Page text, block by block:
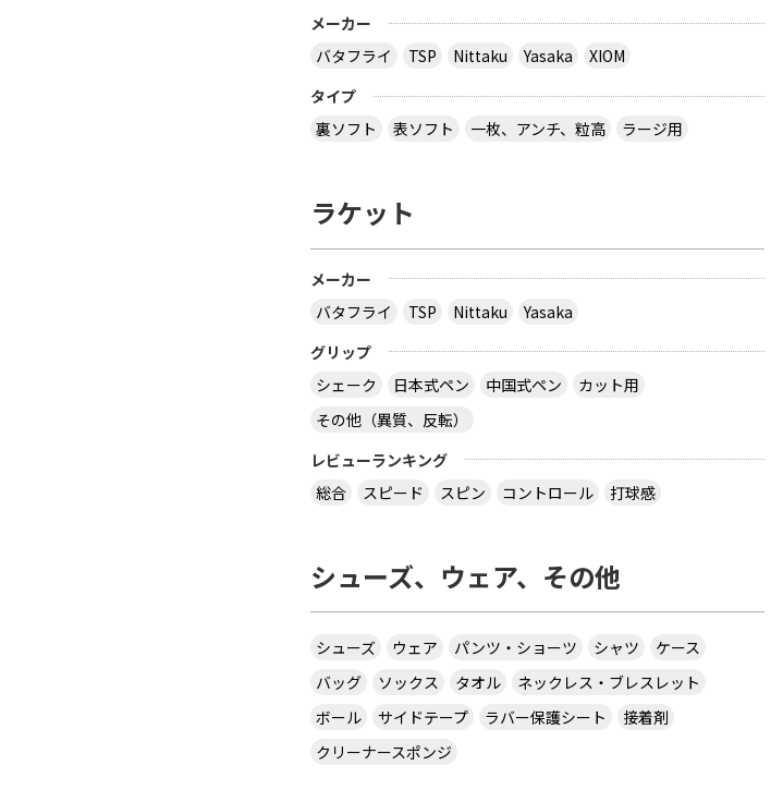
メーカー
バタフライ
TSP Nittaku Yasaka
XIOM
タイプ
裏ソフト
表ソフト 一枚、アンチ、粒高 ラージ用
ラケット
メーカー
バタフライ
TSP Nittaku
Yasaka
グリップ
シェーク
日本式ペン 中国式ペン
カット用
その他（異質、反転）
レビューランキング
総合
スピード スピン コントロール 打球感
シューズ、ウェア、その他
シューズ ウェア パンツ・ショーツ シャツ
ケース
バッグ
ソックス タオル
ネックレス・ブレスレット
ボール
サイドテープ ラバー保護シート
接着剤
クリーナースポンジ